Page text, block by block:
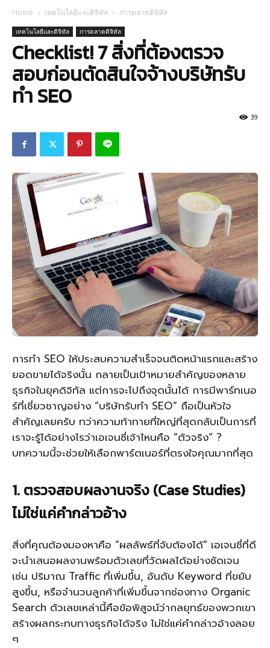
Home เทคโนโลยีและดิจิทัล การตลาดดิจิทัล
เทคโนโลยีและดิจิทัล การตลาดดิจิทัล
Checklist! 7 สิ่งที่ต้องตรวจ
สอบก่อนตัดสินใจจ้างบริษัทรับ
ทำ SEO
39
การทำ SEO ให้ประสบความสำเร็จจนติดหน้าแรกและสร้าง
ยอดขายได้จริงนั้น กลายเป็นเป้าหมายสำคัญของหลาย
ธุรกิจในยุคดิจิทัล แต่การจะไปถึงจุดนั้นได้ การมีพาร์ทเนอ
ร์ที่เชี่ยวชาญอย่าง “บริษัทรับทำ SEO” ถือเป็นหัวใจ
สำคัญเลยครับ ทว่าความท้าทายที่ใหญ่ที่สุดกลับเป็นการที่
เราจะรู้ได้อย่างไรว่าเอเจนซี่เจ้าไหนคือ “ตัวจริง” ?
บทความนี้จะช่วยให้เลือกพาร์ตเนอร์ที่ตรงใจคุณมากที่สุด
1. ตรวจสอบผลงานจริง (Case Studies)
ไม่ใช่แค่คำกล่าวอ้าง
สิ่งที่คุณต้องมองหาคือ “ผลลัพธ์ที่จับต้องได้” เอเจนซี่ที่ดี
จะนำเสนอผลงานพร้อมตัวเลขที่วัดผลได้อย่างชัดเจน
เช่น ปริมาณ Traffic ที่เพิ่มขึ้น, อันดับ Keyword ที่ขยับ
สูงขึ้น, หรือจำนวนลูกค้าที่เพิ่มขึ้นจากช่องทาง Organic
Search ตัวเลขเหล่านี้คือข้อพิสูจน์ว่ากลยุทธ์ของพวกเขา
สร้างผลกระทบทางธุรกิจได้จริง ไม่ใช่แค่คำกล่าวอ้างลอย
ๆ